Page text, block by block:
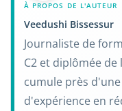
À PROPOS DE L'AUTEUR
Veedushi Bissessur
Journaliste de
C2 et diplômée
cumule près
d'expérience en